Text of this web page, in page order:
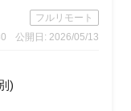
フルリモート
公開日: 2026/05/13
)